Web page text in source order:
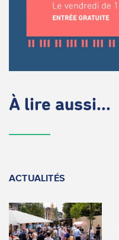
À lire aussi...
ACTUALITÉS